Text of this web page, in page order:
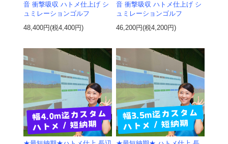
音 衝撃吸収 ハトメ仕上げ シ
ュミレーションゴルフ
48,400円(税4,400円)
音 衝撃吸収 ハトメ仕上げ シ
ュミレーションゴルフ
46,200円(税4,200円)